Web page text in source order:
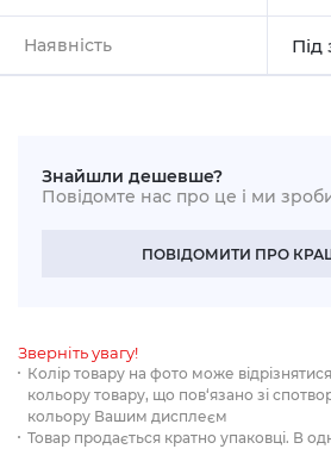
Наявність Під
Знайшли дешевше?
Повідомте нас про це і ми
ПОВІДОМИТИ ПРО
Зверніть увагу!
Колір товару на фото може
кольору товару, що пов‘язано зі
кольору Вашим дисплеєм
Товар продається кратно упаковці. В